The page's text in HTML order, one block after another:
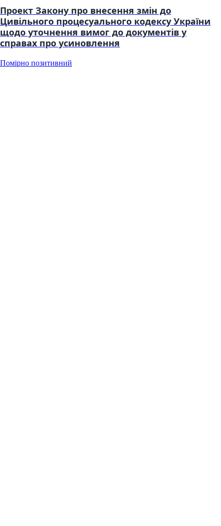
Проект Закону про внесення змін до
Цивільного процесуального кодексу України
щодо уточнення вимог до документів у
справах про усиновлення
Помірно позитивний